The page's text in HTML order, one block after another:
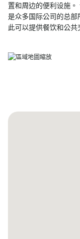
置和周边的便利设施
是众多国际公司的总
此可以提供餐饮和公共